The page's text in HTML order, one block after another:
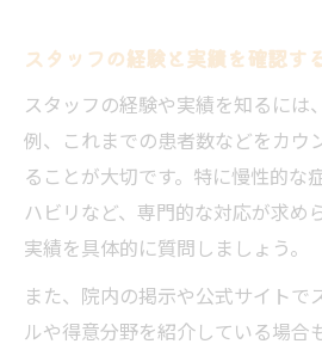
スタッフの経験と実績を確認す
スタッフの経験や実績を知るには
例、これまでの患者数などをカウ
ることが大切です。特に慢性的な
ハビリなど、専門的な対応が求め
実績を具体的に質問しましょう。
また、院内の掲示や公式サイトで
ルや得意分野を紹介している場合